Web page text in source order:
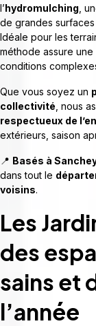
l’hydromulching ,
de grandes
Idéale pour les
méthode assure une
conditions
Que vous soyez un
collectivité , nous
respectueux de
extérieurs, saison
📍 Basés à
dans tout le
voisins.
Les
des
sains et
l’année